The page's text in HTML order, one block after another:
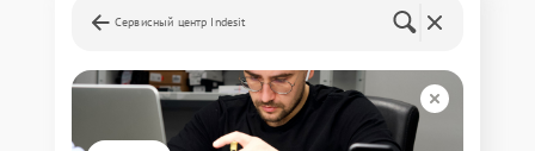
Сервисный центр Indesit